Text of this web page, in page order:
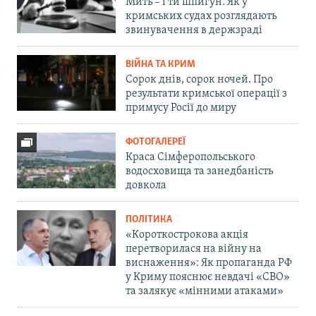
Мить – і ти шпигун. Як у
кримських судах розглядають
звинувачення в держзраді
ВІЙНА ТА КРИМ
Сорок днів, сорок ночей. Про
результати кримської операції з
примусу Росії до миру
ФОТОГАЛЕРЕЇ
Краса Сімферопольського
водосховища та занедбаність
довкола
ПОЛІТИКА
«Короткострокова акція
перетворилася на війну на
виснаження»: Як пропаганда РФ
у Криму пояснює невдачі «СВО»
та залякує «мінними атаками»